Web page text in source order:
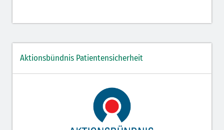
Aktionsbündnis Patientensicherheit